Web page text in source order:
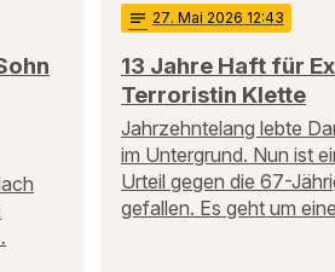
notes 27. Mai 2026 12:43
13 Jahre Haft für
Terroristin Klette
Jahrzehntelang lebte
im Untergrund. Nun ist
Urteil gegen die 67-
gefallen. Es geht um